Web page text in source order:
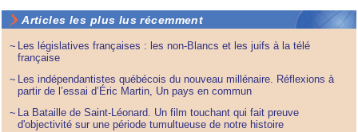
Articles les plus lus récemment
~ Les législatives françaises : les non-Blancs et les juifs à la télé
française
~ Les indépendantistes québécois du nouveau millénaire. Réflexions à
partir de l’essai d’Éric Martin, Un pays en commun
~ La Bataille de Saint-Léonard. Un film touchant qui fait preuve
d'objectivité sur une période tumultueuse de notre histoire